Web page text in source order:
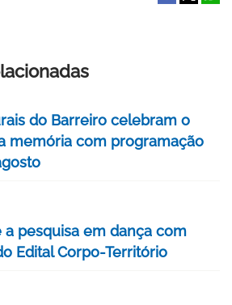
do Barreiro celebram o
memória com programação
a pesquisa em dança com
Edital Corpo-Território